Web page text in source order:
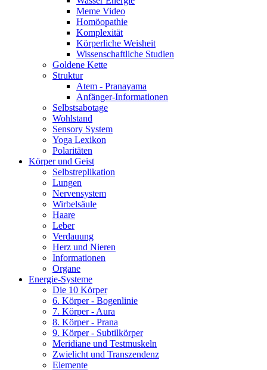
Meme Video
Homöopathie
Komplexität
Körperliche Weisheit
Wissenschaftliche Studien
Goldene Kette
Struktur
Atem - Pranayama
Anfänger-Informationen
Selbstsabotage
Wohlstand
Sensory System
Yoga Lexikon
Polaritäten
Körper und Geist
Selbstreplikation
Lungen
Nervensystem
Wirbelsäule
Haare
Leber
Verdauung
Herz und Nieren
Informationen
Organe
Energie-Systeme
Die 10 Körper
6. Körper - Bogenlinie
7. Körper - Aura
8. Körper - Prana
9. Körper - Subtilkörper
Meridiane und Testmuskeln
Zwielicht und Transzendenz
Elemente